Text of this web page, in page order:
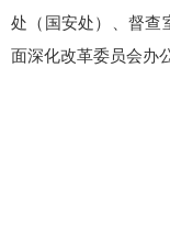
处（国安处）、督查
面深化改革委员会办